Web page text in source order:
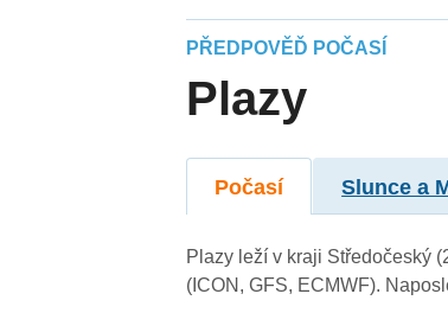
PŘEDPOVĚĎ POČASÍ
Plazy
Počasí Slunce a
Plazy leží v kraji Středočeský
(ICON, GFS, ECMWF).